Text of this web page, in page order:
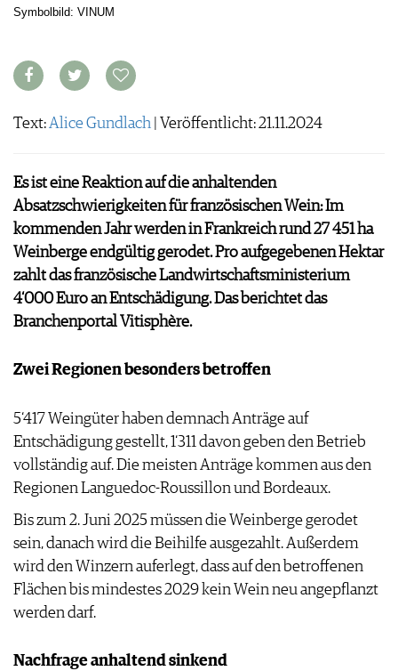
ARCHIV
ANMELDEN
AWARDS
TRINKREIFETABELLE
ABO
WEINSUCHE
NEWSLETTER
WINE TRADE CLUB
REDAKTION
JOBS
PRESSE
AGB & DATENSCHUTZ
FAQ
Symbolbild: VINUM
Text:Alice Gundlach | Veröffentlicht: 21.11.2024
Es ist eine Reaktion auf die anhaltenden
Absatzschwierigkeiten für französischen Wein: Im
kommenden Jahr werden in Frankreich rund 27 451 ha
Weinberge endgültig gerodet. Pro aufgegebenen Hektar
zahlt das französische Landwirtschaftsministerium
4‘000 Euro an Entschädigung. Das berichtet das
Branchenportal Vitisphère.
Zwei Regionen besonders betroffen
5‘417 Weingüter haben demnach Anträge auf
Entschädigung gestellt, 1‘311 davon geben den Betrieb
vollständig auf. Die meisten Anträge kommen aus den
Regionen Languedoc-Roussillon und Bordeaux.
Bis zum 2. Juni 2025 müssen die Weinberge gerodet
sein, danach wird die Beihilfe ausgezahlt. Außerdem
wird den Winzern auferlegt, dass auf den betroffenen
Flächen bis mindestes 2029 kein Wein neu angepflanzt
werden darf.
Nachfrage anhaltend sinkend